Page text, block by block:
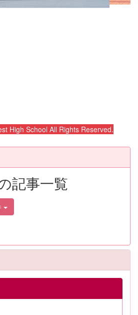
High School All Rights Reserved.
記事一覧